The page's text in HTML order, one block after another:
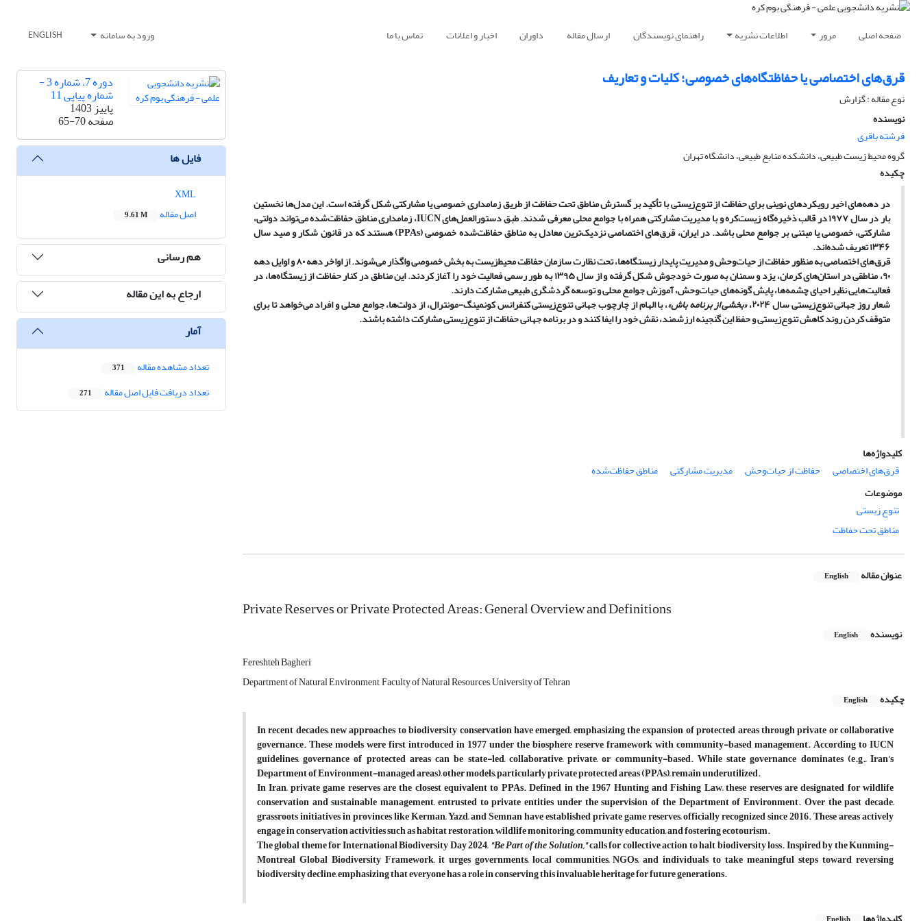
صفحه اصلی مرور اطلاعات نشریه راهنمای نویسندگان ارسال مقاله داوران اخبار و اعلانات تماس با ما ورود به سامانه ENGLISH
قرق‌های اختصاصی یا حفاظتگاه‌های خصوصی؛ کلیات و تعاریف
نوع مقاله : گزارش
نویسنده
فرشته باقری
گروه محیط زیست طبیعی، دانشکده منابع طبیعی، دانشگاه تهران
چکیده
در دهه‌های اخیر رویکردهای نوینی برای حفاظت از تنوع‌زیستی با تأکید بر گسترش مناطق تحت حفاظت از طریق زمامداری خصوصی یا مشارکتی شکل گرفته است. این مدل‌ها نخستین
بار در سال ۱۹۷۷ در قالب ذخیره‌گاه زیست‌کره و با مدیریت مشارکتی همراه با جوامع محلی معرفی شدند. طبق دستورالعمل‌های IUCN، زمامداری مناطق حفاظت‌شده می‌تواند دولتی،
مشارکتی، خصوصی یا مبتنی بر جوامع محلی باشد. در ایران، قرق‌های اختصاصی نزدیک‌ترین معادل به مناطق حفاظت‌شده خصوصی (PPAs) هستند که در قانون شکار و صید سال
۱۳۴۶ تعریف شده‌اند.
قرق‌های اختصاصی به منظور حفاظت از حیات‌وحش و مدیریت پایدار زیستگاه‌ها، تحت نظارت سازمان حفاظت محیط‌زیست به بخش خصوصی واگذار می‌شوند. از اواخر دهه ۸۰ و اوایل دهه
۹۰، مناطقی در استان‌های کرمان، یزد و سمنان به صورت خودجوش شکل گرفته و از سال ۱۳۹۵ به طور رسمی فعالیت خود را آغاز کردند. این مناطق در کنار حفاظت از زیستگاه‌ها، در
فعالیت‌هایی نظیر احیای چشمه‌ها، پایش گونه‌های حیات‌وحش، آموزش جوامع محلی و توسعه گردشگری طبیعی مشارکت دارند.
شعار روز جهانی تنوع‌زیستی سال ۲۰۲۴، «بخشی از برنامه باش»، با الهام از چارچوب جهانی تنوع‌زیستی کنفرانس کونمینگ-مونترال، از دولت‌ها، جوامع محلی و افراد می‌خواهد تا برای
متوقف کردن روند کاهش تنوع‌زیستی و حفظ این گنجینه ارزشمند، نقش خود را ایفا کنند و در برنامه جهانی حفاظت از تنوع‌زیستی مشارکت داشته باشند.
کلیدواژه‌ها
قرق‌های اختصاصی
حفاظت از حیات‌وحش مدیریت مشارکتی
مناطق حفاظت‌شده
موضوعات
تنوع زیستی
مناطق تحت حفاظت
عنوان مقاله English
Private Reserves or Private Protected Areas: General Overview and Definitions
نویسنده English
Fereshteh Bagheri
Department of Natural Environment, Faculty of Natural Resources, University of Tehran
چکیده
English
In recent decades, new approaches to biodiversity conservation have emerged, emphasizing the expansion of protected areas through private or collaborative
governance. These models were first introduced in 1977 under the biosphere reserve framework with community-based management. According to IUCN
guidelines, governance of protected areas can be state-led, collaborative, private, or community-based. While state governance dominates (e.g., Iran’s
Department of Environment-managed areas), other models, particularly private protected areas (PPAs), remain underutilized.
In Iran, private game reserves are the closest equivalent to PPAs. Defined in the 1967 Hunting and Fishing Law, these reserves are designated for wildlife
conservation and sustainable management, entrusted to private entities under the supervision of the Department of Environment. Over the past decade,
grassroots initiatives in provinces like Kerman, Yazd, and Semnan have established private game reserves, officially recognized since 2016. These areas actively
engage in conservation activities such as habitat restoration, wildlife monitoring, community education, and fostering ecotourism.
The global theme for International Biodiversity Day 2024,"Be Part of the Solution,"calls for collective action to halt biodiversity loss. Inspired by the Kunming-
Montreal Global Biodiversity Framework, it urges governments, local communities, NGOs, and individuals to take meaningful steps toward reversing
biodiversity decline, emphasizing that everyone has a role in conserving this invaluable heritage for future generations.
دوره 7، شماره 3 -
شماره پیاپی 11
پاییز 1403
صفحه65-70
فایل ها
اصل مقاله
9.61 M
هم رسانی
ارجاع به این مقاله
آمار
تعداد مشاهده مقاله 371
تعداد دریافت فایل اصل مقاله 271